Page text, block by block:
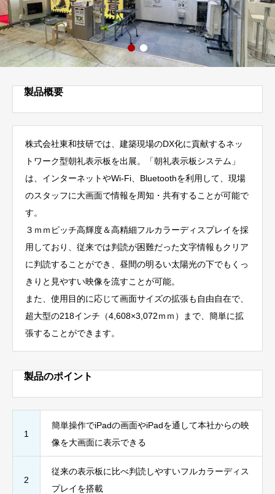
製品概要
株式会社東和技研では、建築現場のDX化に貢献するネッ
トワーク型朝礼表示板を出展。「朝礼表示板システム」
は、インターネットやWi-Fi、Bluetoothを利用して、現場
のスタッフに大画面で情報を周知・共有することが可能で
す。
３ｍｍピッチ高輝度＆高精細フルカラーディスプレイを採
用しており、従来では判読が困難だった文字情報もクリア
に判読することができ、昼間の明るい太陽光の下でもくっ
きりと見やすい映像を流すことが可能。
また、使用目的に応じて画面サイズの拡張も自由自在で、
超大型の218インチ（4,608×3,072ｍｍ）まで、簡単に拡
張することができます。
製品のポイント
1
簡単操作でiPadの画面やiPadを通して本社からの映
像を大画面に表示できる
2
従来の表示板に比べ判読しやすいフルカラーディス
プレイを搭載